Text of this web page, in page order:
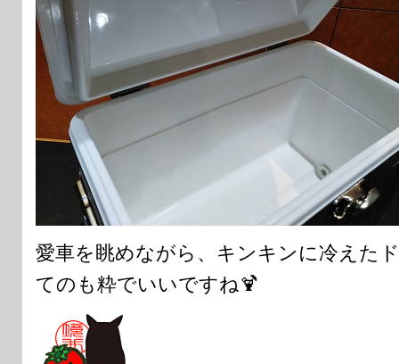
愛車を眺めながら、キンキンに冷えた
てのも粋でいいですね🍹